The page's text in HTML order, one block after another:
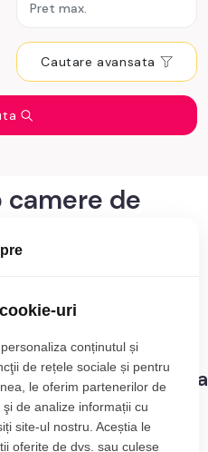
Cautare avansata
de
de
care sa corespunda
dvs!
uri
conținutul și
de rețele sociale și pentru
le oferim partenerilor de
de analize informații cu
site-ul nostru. Aceștia le
oferite de dvs. sau culese